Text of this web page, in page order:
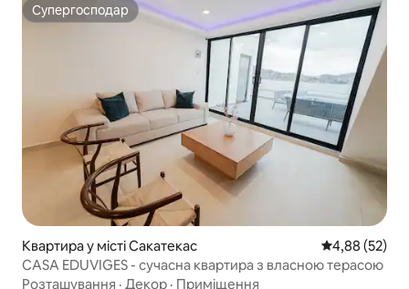
Супергосподар
Супергосподар
Квартира у місті Сакатекас Середня
4,88 (52)
CASA EDUVIGES - сучасна квартира з власною терасою
Розташування · Декор · Приміщення